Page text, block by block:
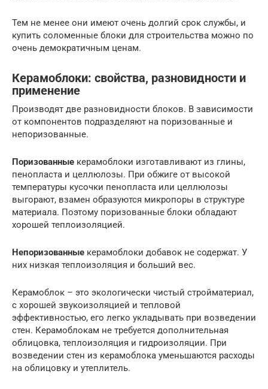
Тем не менее они имеют очень долгий срок службы, и
купить соломенные блоки для строительства можно по
очень демократичным ценам.
Керамоблоки: свойства, разновидности и
применение
Производят две разновидности блоков. В зависимости
от компонентов подразделяют на поризованные и
непоризованные.
Поризованные керамоблоки изготавливают из глины,
пенопласта и целлюлозы. При обжиге от высокой
температуры кусочки пенопласта или целлюлозы
выгорают, взамен образуются микропоры в структуре
материала. Поэтому поризованные блоки обладают
хорошей теплоизоляцией.
Непоризованные керамоблоки добавок не содержат. У
них низкая теплоизоляция и больший вес.
Керамоблок – это экологически чистый стройматериал,
с хорошей звукоизоляцией и тепловой
эффективностью, его легко укладывать при возведении
стен. Керамоблокам не требуется дополнительная
облицовка, теплоизоляция и гидроизоляции. При
возведении стен из керамоблока уменьшаются расходы
на облицовку и утеплитель.